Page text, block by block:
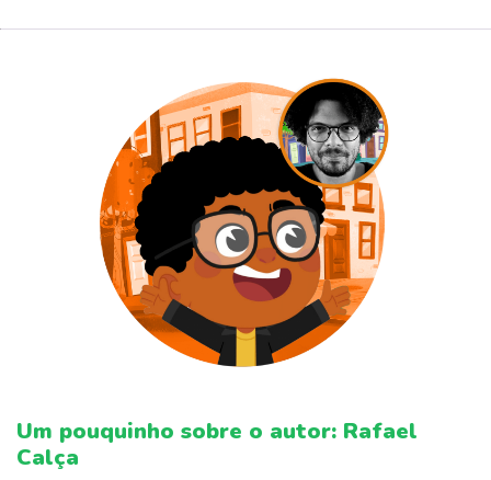
Um pouquinho sobre o autor: Rafael
Calça